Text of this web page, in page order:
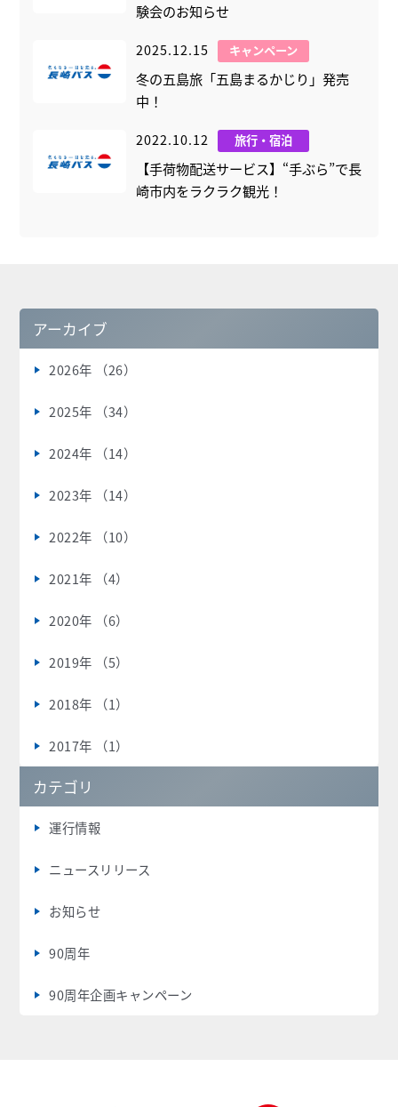
験会のお知らせ
2025.12.15 キャンペーン
冬の五島旅「五島まるかじり」発売
中！
2022.10.12 旅行・宿泊
【手荷物配送サービス】“手ぶら”で長
崎市内をラクラク観光！
アーカイブ
2026年 （26）
2025年 （34）
2024年 （14）
2023年 （14）
2022年 （10）
2021年 （4）
2020年 （6）
2019年 （5）
2018年 （1）
2017年 （1）
カテゴリ
運行情報
ニュースリリース
お知らせ
90周年
90周年企画キャンペーン